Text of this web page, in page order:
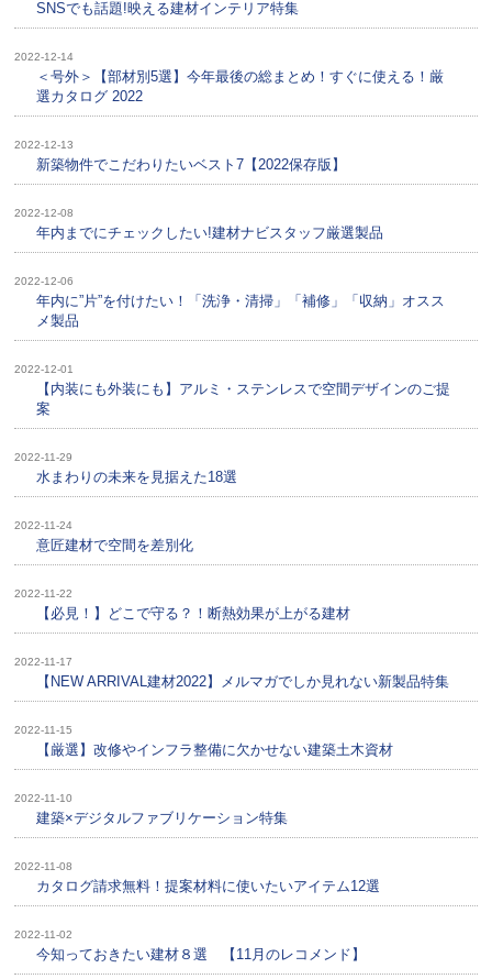
SNSでも話題!映える建材インテリア特集
2022-12-14
＜号外＞【部材別5選】今年最後の総まとめ！すぐに使える！厳
選カタログ 2022
2022-12-13
新築物件でこだわりたいベスト7【2022保存版】
2022-12-08
年内までにチェックしたい!建材ナビスタッフ厳選製品
2022-12-06
年内に”片”を付けたい！「洗浄・清掃」「補修」「収納」オスス
メ製品
2022-12-01
【内装にも外装にも】アルミ・ステンレスで空間デザインのご提
案
2022-11-29
水まわりの未来を見据えた18選
2022-11-24
意匠建材で空間を差別化
2022-11-22
【必見！】どこで守る？！断熱効果が上がる建材
2022-11-17
【NEW ARRIVAL建材2022】メルマガでしか見れない新製品特集
2022-11-15
【厳選】改修やインフラ整備に欠かせない建築土木資材
2022-11-10
建築×デジタルファブリケーション特集
2022-11-08
カタログ請求無料！提案材料に使いたいアイテム12選
2022-11-02
今知っておきたい建材８選 【11月のレコメンド】